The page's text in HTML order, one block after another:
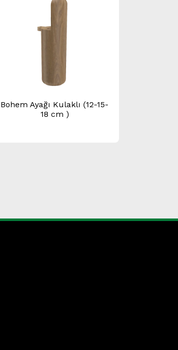
Bohem Ayağı Kulaklı (12-15-
18 cm )